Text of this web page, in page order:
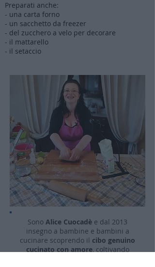
Preparati anche:
- una carta forno
- un sacchetto da freezer
- del zucchero a velo per decorare
- il mattarello
- il setaccio
Sono Alice Cuocadè e dal 2013
insegno a bambine e bambini a
cucinare scoprendo il cibo genuino
cucinato con amore, coltivando